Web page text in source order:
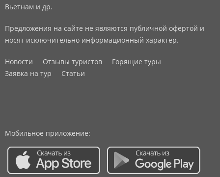
Вьетнам и др.
Предложения на сайте не являются публичной офертой и
носят исключительно информационный характер.
Новости Отзывы туристов
Горящие туры
Заявка на тур
Статьи
Мобильное приложение: